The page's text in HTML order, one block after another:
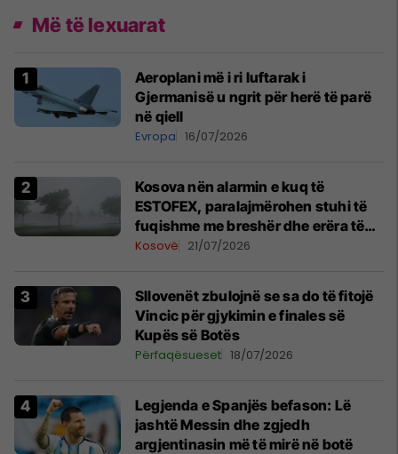
Më të lexuarat
Aeroplani më i ri luftarak i
Gjermanisë u ngrit për herë të parë
në qiell
Evropa 16/07/2026
Kosova nën alarmin e kuq të
ESTOFEX, paralajmërohen stuhi të
fuqishme me breshër dhe erëra të
forta
Kosovë 21/07/2026
Sllovenët zbulojnë se sa do të fitojë
Vincic për gjykimin e finales së
Kupës së Botës
Përfaqësueset 18/07/2026
Legjenda e Spanjës befason: Lë
jashtë Messin dhe zgjedh
argjentinasin më të mirë në botë